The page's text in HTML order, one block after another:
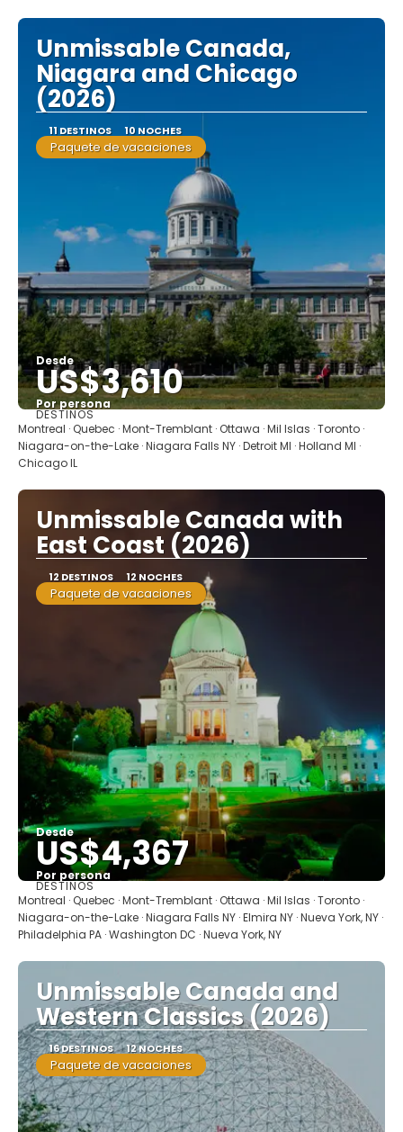
Unmissable Canada,
Niagara and Chicago
(2026)
11 DESTINOS 10 NOCHES
Paquete de vacaciones
Desde
US$3,610
Por persona
Ver
DESTINOS
Montreal · Quebec · Mont-Tremblant · Ottawa · Mil Islas · Toronto ·
Niagara-on-the-Lake · Niagara Falls NY · Detroit MI · Holland MI ·
Chicago IL
Unmissable Canada with
East Coast (2026)
12 DESTINOS 12 NOCHES
Paquete de vacaciones
Desde
US$4,367
Por persona
Ver
DESTINOS
Montreal · Quebec · Mont-Tremblant · Ottawa · Mil Islas · Toronto ·
Niagara-on-the-Lake · Niagara Falls NY · Elmira NY · Nueva York, NY ·
Philadelphia PA · Washington DC · Nueva York, NY
Unmissable Canada and
Western Classics (2026)
16 DESTINOS 12 NOCHES
Paquete de vacaciones